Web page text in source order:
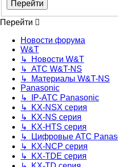
Перейти
Новости форума
W&T
↳ Новости W&T
↳ АТС W&T-NS
↳ Материалы W&T-NS
Panasonic
↳ IP-АТС Panasonic
↳ KX-NSX серия
↳ KX-NS серия
↳ KX-HTS серия
↳ Цифровые АТС
↳ KX-NCP серия
↳ KX-TDE серия